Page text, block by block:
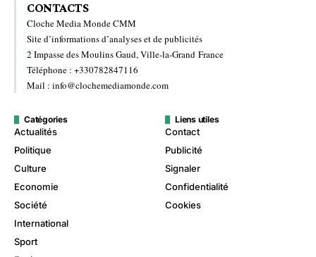
CONTACTS
Cloche Media Monde CMM
Site d’informations d’analyses et de publicités
2 Impasse des Moulins Gaud, Ville-la-Grand France
Téléphone : +330782847116
Mail : info@clochemediamonde.com
Catégories
Actualités
Politique
Culture
Economie
Société
International
Sport
Liens utiles
Contact
Publicité
Signaler
Confidentialité
Cookies